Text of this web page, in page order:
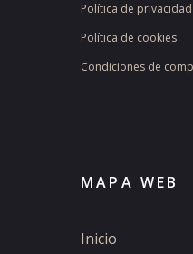
Política de privacidad
Política de cookies
Condiciones de
MAPA WEB
Inicio